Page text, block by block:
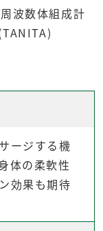
波数体組成計
ージする機
体の柔軟性
効果も期待